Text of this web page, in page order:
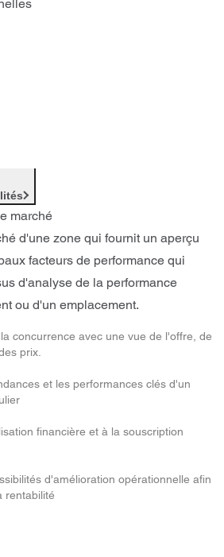
marché
d'une zone qui fournit un aperçu
facteurs de performance qui
d'analyse de la performance
ou d'un emplacement.
concurrence avec une vue de l'offre, de
prix.
et les performances clés d'un
financière et à la souscription
d'amélioration opérationnelle afin
rentabilité